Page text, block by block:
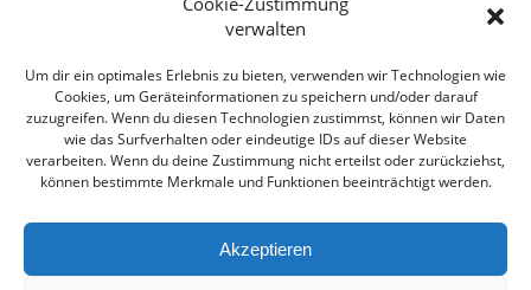
verwalten
Um dir ein optimales Erlebnis zu bieten, verwenden wir Technologien wie
Cookies, um Geräteinformationen zu speichern und/oder darauf
zuzugreifen. Wenn du diesen Technologien zustimmst, können wir Daten
wie das Surfverhalten oder eindeutige IDs auf dieser Website
verarbeiten. Wenn du deine Zustimmung nicht erteilst oder zurückziehst,
können bestimmte Merkmale und Funktionen beeinträchtigt werden.
Akzeptieren
info@geromayer.de